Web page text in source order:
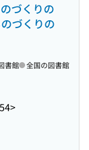
づくりの
づくりの
書館 全国の図書館